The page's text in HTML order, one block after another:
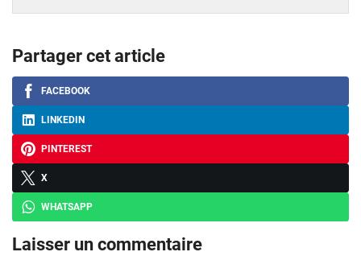
Partager cet article
FACEBOOK
LINKEDIN
PINTEREST
X
WHATSAPP
Laisser un commentaire